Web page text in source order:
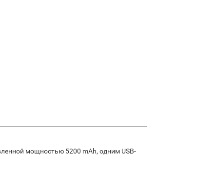
мощностью 5200 mAh, одним USB-